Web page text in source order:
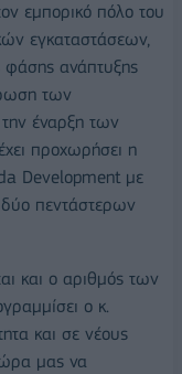
εμπορικό πόλο του
εγκαταστάσεων,
φάσης ανάπτυξης
των
έναρξη των
προχωρήσει η
Development με
πεντάστερων
και ο αριθμός των
ο κ.
και σε νέους
μας να